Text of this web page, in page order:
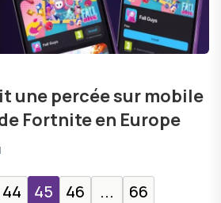
une percée sur mobile
Fortnite en Europe
44 45 46 ... 66